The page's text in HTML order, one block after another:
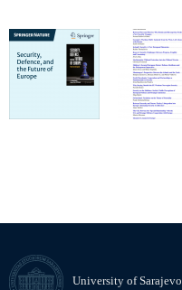
University of Sarajevo